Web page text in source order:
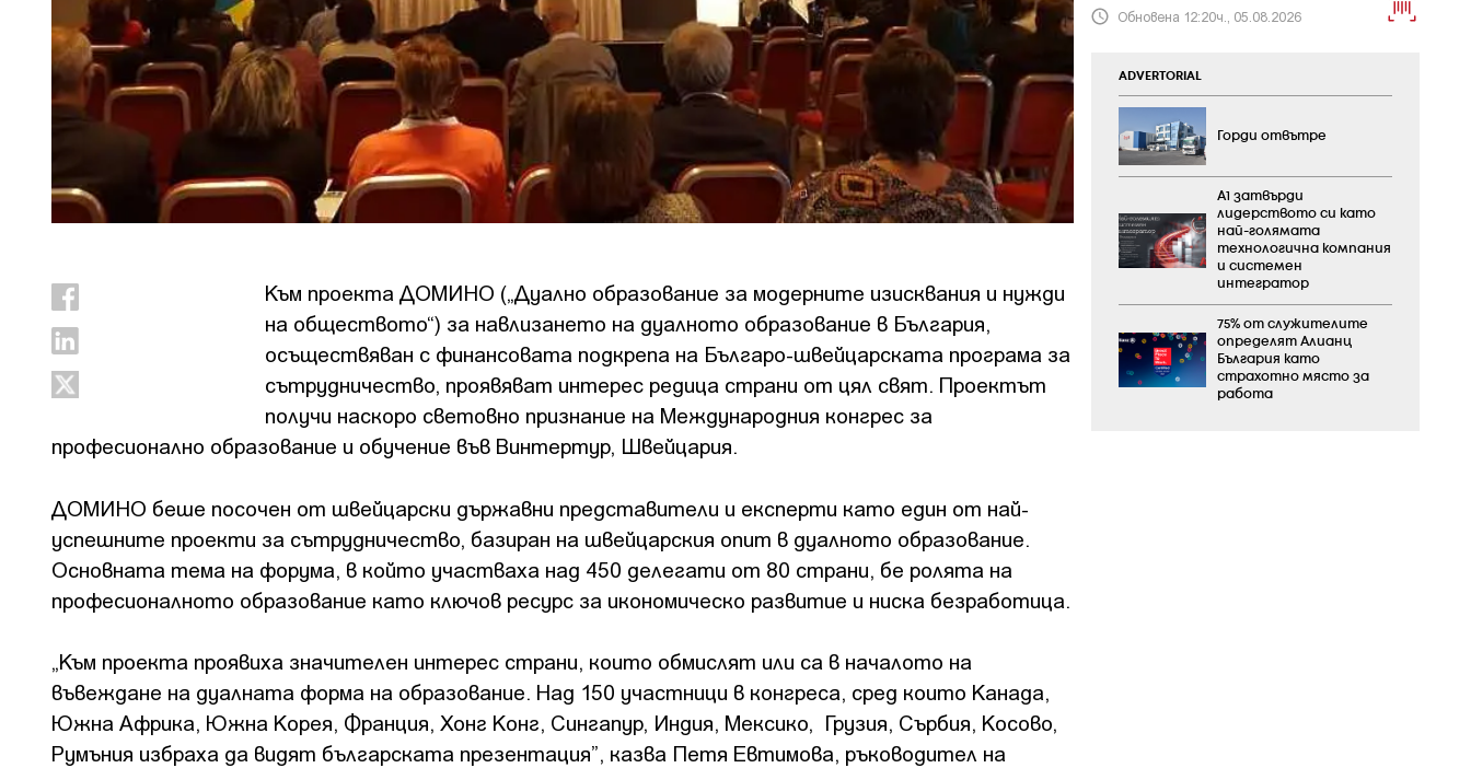
Към проекта ДОМИНО („Дуално образование за модерните изисквания и нужди
на обществото“) за навлизането на дуалното образование в България,
осъществяван с финансовата подкрепа на Българо-швейцарската програма за
сътрудничество, проявяват интерес редица страни от цял свят. Проектът
получи наскоро световно признание на Международния конгрес за
професионално образование и обучение във Винтертур, Швейцария.
ДОМИНО беше посочен от швейцарски държавни представители и експерти като един от най-
успешните проекти за сътрудничество, базиран на швейцарския опит в дуалното образование.
Основната тема на форума, в който участваха над 450 делегати от 80 страни, бе ролята на
професионалното образование като ключов ресурс за икономическо развитие и ниска безработица.
„Към проекта проявиха значителен интерес страни, които обмислят или са в началото на
въвеждане на дуалната форма на образование. Над 150 участници в конгреса, сред които Канада,
Южна Африка, Южна Корея, Франция, Хонг Конг, Сингапур, Индия, Мексико, Грузия, Сърбия, Косово,
Румъния избраха да видят българската презентация”, казва Петя Евтимова, ръководител на
Обновена 12:20ч., 05.08.2026
ADVERTORIAL
Горди отвътре
А1 затвърди
лидерството си като
най-голямата
технологична компания
и системен
интегратор
75% от служителите
определят Алианц
България като
страхотно място за
работа